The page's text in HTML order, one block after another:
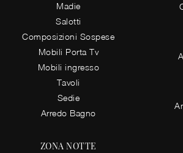
Madie
Salotti
Composizioni Sospese
Mobili Porta Tv
Mobili ingresso
Tavoli
Sedie
Arredo Bagno
ZONA NOTTE